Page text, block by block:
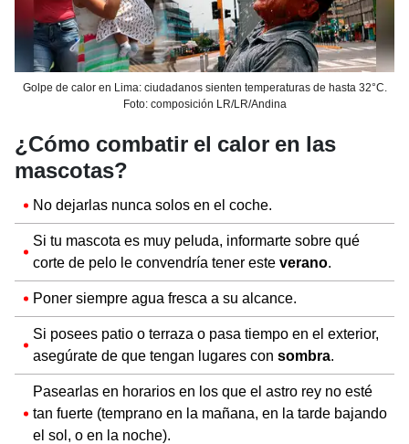
Golpe de calor en Lima: ciudadanos sienten temperaturas de hasta 32°C.
Foto: composición LR/LR/Andina
¿Cómo combatir el calor en las
mascotas?
No dejarlas nunca solos en el coche.
Si tu mascota es muy peluda, informarte sobre qué
corte de pelo le convendría tener este verano.
Poner siempre agua fresca a su alcance.
Si posees patio o terraza o pasa tiempo en el exterior,
asegúrate de que tengan lugares con sombra.
Pasearlas en horarios en los que el astro rey no esté
tan fuerte (temprano en la mañana, en la tarde bajando
el sol, o en la noche).